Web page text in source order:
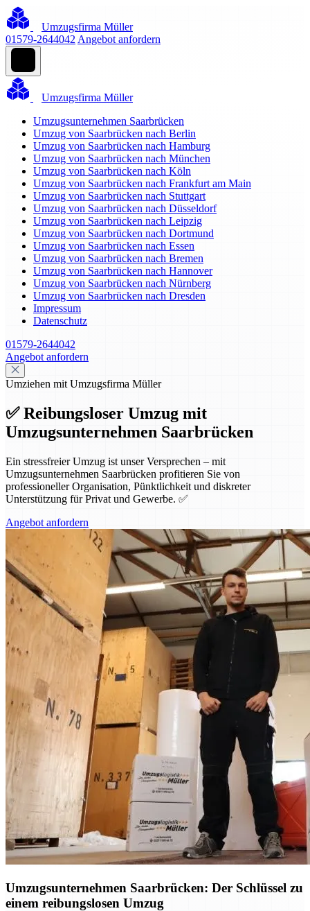
Umzugsfirma Müller
01579-2644042 Angebot anfordern
Umzugsfirma Müller
Umzugsunternehmen Saarbrücken
Umzug von Saarbrücken nach Berlin
Umzug von Saarbrücken nach Hamburg
Umzug von Saarbrücken nach München
Umzug von Saarbrücken nach Köln
Umzug von Saarbrücken nach Frankfurt am Main
Umzug von Saarbrücken nach Stuttgart
Umzug von Saarbrücken nach Düsseldorf
Umzug von Saarbrücken nach Leipzig
Umzug von Saarbrücken nach Dortmund
Umzug von Saarbrücken nach Essen
Umzug von Saarbrücken nach Bremen
Umzug von Saarbrücken nach Hannover
Umzug von Saarbrücken nach Nürnberg
Umzug von Saarbrücken nach Dresden
Impressum
Datenschutz
01579-2644042
Angebot anfordern
Umziehen mit Umzugsfirma Müller
✅ Reibungsloser Umzug mit
Umzugsunternehmen Saarbrücken
Ein stressfreier Umzug ist unser Versprechen – mit
Umzugsunternehmen Saarbrücken profitieren Sie von
professioneller Organisation, Pünktlichkeit und diskreter
Unterstützung für Privat und Gewerbe. ✅
Angebot anfordern
Umzugsunternehmen Saarbrücken: Der Schlüssel zu
einem reibungslosen Umzug